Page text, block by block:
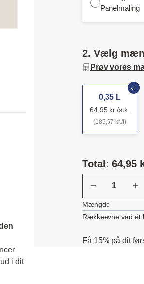
i dit
Panelmaling
2. Vælg
Prøv vores
0,35 L
64,95 kr./stk.
(185,57 kr./l)
Total: 64,95
Mængde
Rækkeevne ved ét
Få 15% på dit